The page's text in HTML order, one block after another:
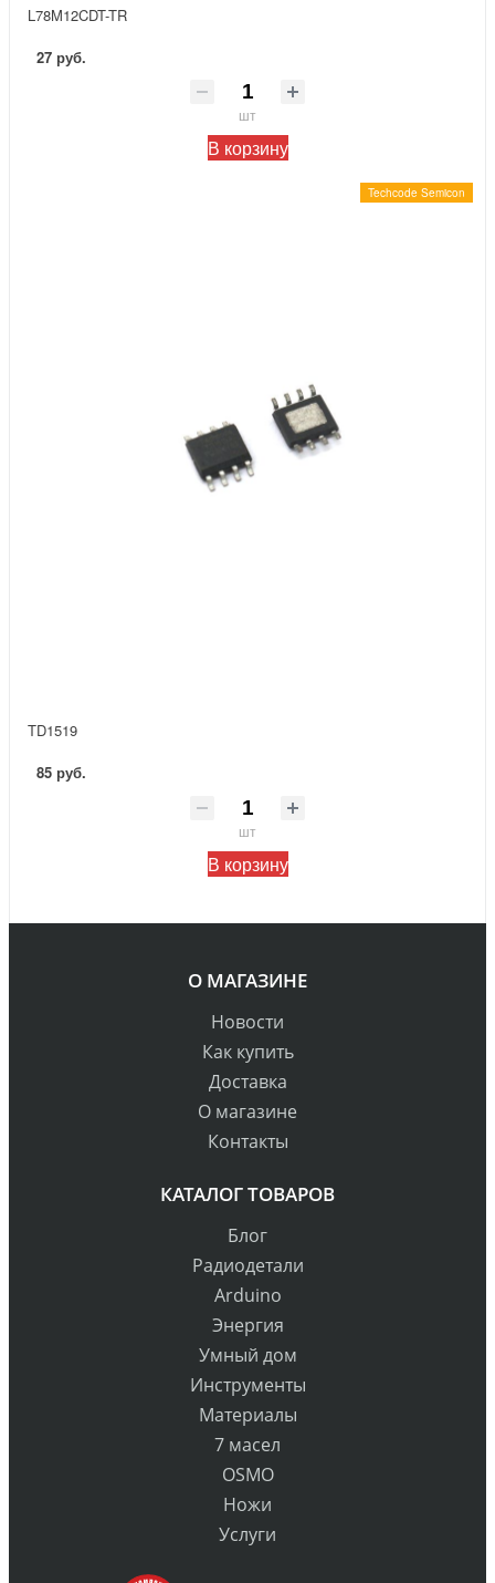
L78M12CDT-TR
27 руб.
шт
В корзину
Techcode Semicon
TD1519
85 руб.
шт
В корзину
О МАГАЗИНЕ
Новости
Как купить
Доставка
О магазине
Контакты
КАТАЛОГ ТОВАРОВ
Блог
Радиодетали
Arduino
Энергия
Умный дом
Инструменты
Материалы
7 масел
OSMO
Ножи
Услуги